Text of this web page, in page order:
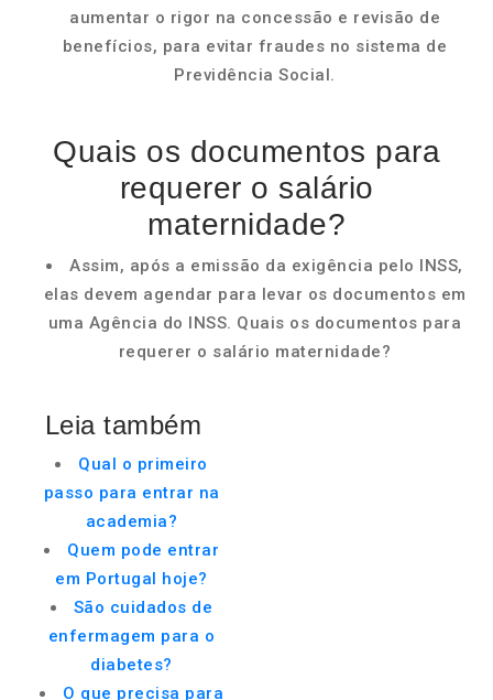
aumentar o rigor na concessão e revisão de
benefícios, para evitar fraudes no sistema de
Previdência Social.
Quais os documentos para
requerer o salário
maternidade?
Assim, após a emissão da exigência pelo INSS,
elas devem agendar para levar os documentos em
uma Agência do INSS. Quais os documentos para
requerer o salário maternidade?
Leia também
Qual o primeiro
passo para entrar na
academia?
Quem pode entrar
em Portugal hoje?
São cuidados de
enfermagem para o
diabetes?
O que precisa para